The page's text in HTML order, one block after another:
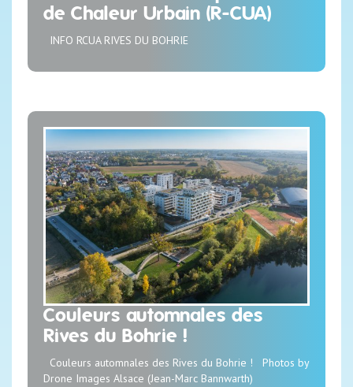
de Chaleur Urbain (R-CUA)
INFO RCUA RIVES DU BOHRIE
Couleurs automnales des
Rives du Bohrie !
Couleurs automnales des Rives du Bohrie ! Photos by
Drone Images Alsace (Jean-Marc Bannwarth)